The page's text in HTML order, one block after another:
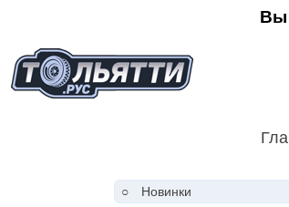
Вы
○
Новинки